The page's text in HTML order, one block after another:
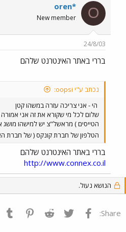
O
oren*
New member
24/8/03
בררי באתר האינטרנט שלהם
נכתב ע"י oopsi:
הי - אני צריכה עזרה במשהו קטן
שלום לכל מי שקורא את זה אני
הטייסים ) מראשל"צ יש למישהו
הטלפון של חברת קונקס ( של חברת
בררי באתר האינטרנט שלהם
http://www.connex.co.il
הנושא נעול.
Share: פייסבוק Twitter
Reddit